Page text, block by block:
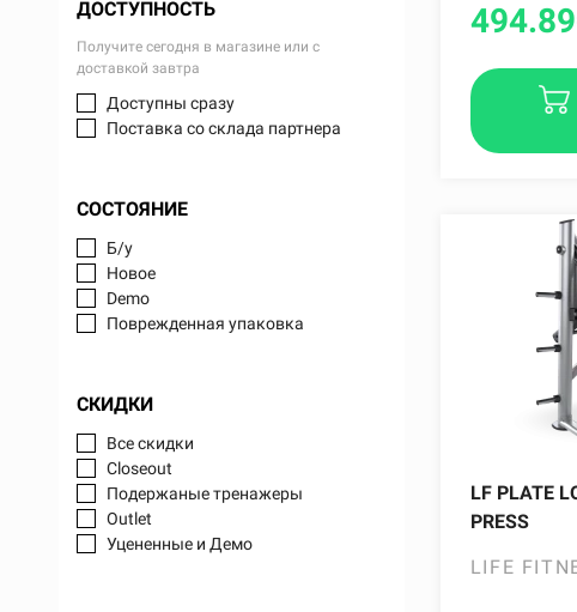
ДОСТУПНОСТЬ
Получите сегодня в магазине или с
доставкой завтра
Доступны сразу
Поставка со склада партнера
СОСТОЯНИЕ
Б/у
Новое
Demo
Поврежденная упаковка
СКИДКИ
Все скидки
Closeout
Подержаные тренажеры
Outlet
Уцененные и Демо
494.89
LF PLATE
PRESS
LIFE